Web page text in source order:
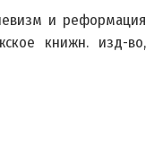
и реформация
книжн. изд-во,